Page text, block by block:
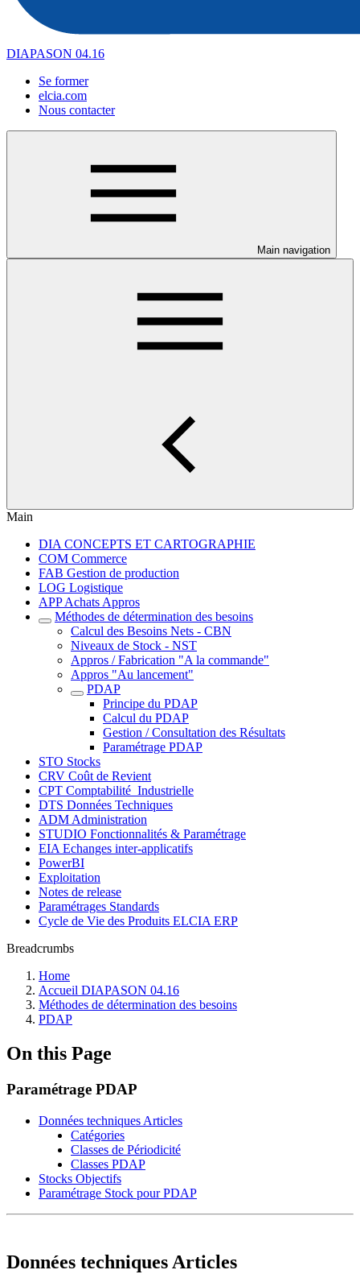
DIAPASON 04.16
Se former
elcia.com
Nous contacter
Main navigation
Main
DIA CONCEPTS ET CARTOGRAPHIE
COM Commerce
FAB Gestion de production
LOG Logistique
APP Achats Appros
Méthodes de détermination des besoins
Calcul des Besoins Nets - CBN
Niveaux de Stock - NST
Appros / Fabrication "A la commande"
Appros "Au lancement"
PDAP
Principe du PDAP
Calcul du PDAP
Gestion / Consultation des Résultats
Paramétrage PDAP
STO Stocks
CRV Coût de Revient
CPT Comptabilité_Industrielle
DTS Données Techniques
ADM Administration
STUDIO Fonctionnalités & Paramétrage
EIA Echanges inter-applicatifs
PowerBI
Exploitation
Notes de release
Paramétrages Standards
Cycle de Vie des Produits ELCIA ERP
Breadcrumbs
Home
Accueil DIAPASON 04.16
Méthodes de détermination des besoins
PDAP
On this Page
Paramétrage PDAP
Données techniques Articles
Catégories
Classes de Périodicité
Classes PDAP
Stocks Objectifs
Paramétrage Stock pour PDAP
Données techniques Articles